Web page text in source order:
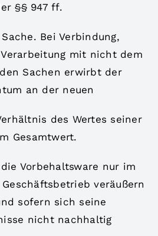
§§ 947 ff.
Bei Verbindung,
mit nicht dem
Sachen erwirbt der
an der neuen
des Wertes seiner
Gesamtwert.
Vorbehaltsware nur im
veräußern
sofern sich seine
nicht nachhaltig